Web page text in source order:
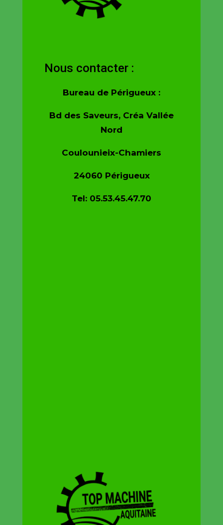
Nous contacter :
Bureau de Périgueux :
Bd des Saveurs, Créa Vallée
Nord
Coulounieix-Chamiers
24060 Périgueux
Tel: 05.53.45.47.70